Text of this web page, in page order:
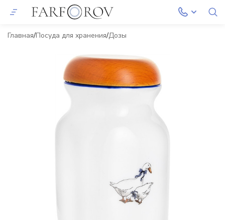
Главная Посуда для хранения Дозы